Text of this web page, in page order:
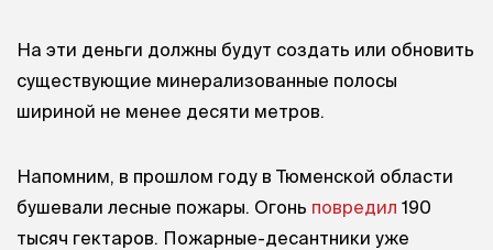
На эти деньги должны будут создать или обновить
существующие минерализованные полосы
шириной не менее десяти метров.
Напомним, в прошлом году в Тюменской области
бушевали лесные пожары. Огонь повредил 190
тысяч гектаров. Пожарные-десантники уже